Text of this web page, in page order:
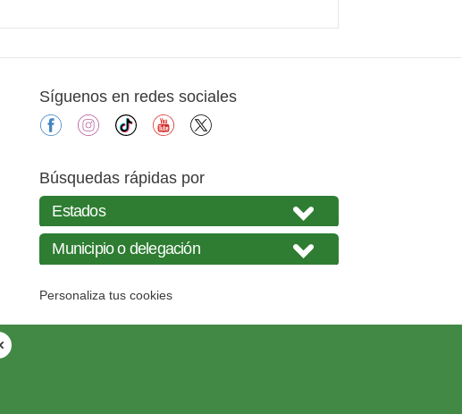
Síguenos en redes sociales
facebookinstagram
tiktok youtube
Búsquedas rápidas por
Personaliza tus cookies